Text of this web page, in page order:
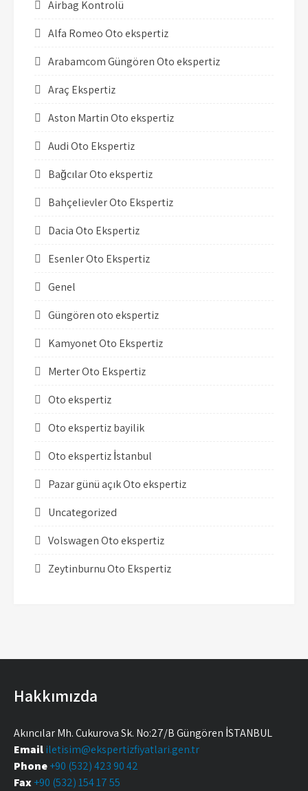
Airbag Kontrolü
Alfa Romeo Oto ekspertiz
Arabamcom Güngören Oto ekspertiz
Araç Ekspertiz
Aston Martin Oto ekspertiz
Audi Oto Ekspertiz
Bağcılar Oto ekspertiz
Bahçelievler Oto Ekspertiz
Dacia Oto Ekspertiz
Esenler Oto Ekspertiz
Genel
Güngören oto ekspertiz
Kamyonet Oto Ekspertiz
Merter Oto Ekspertiz
Oto ekspertiz
Oto ekspertiz bayilik
Oto ekspertiz İstanbul
Pazar günü açık Oto ekspertiz
Uncategorized
Volswagen Oto ekspertiz
Zeytinburnu Oto Ekspertiz
Hakkımızda
Akıncılar Mh. Çukurova Sk. No:27/B Güngören İSTANBUL
Emaililetisim@ekspertizfiyatlari.gen.tr
Phone+90 (532) 423 90 42
Fax+90 (532) 154 17 55